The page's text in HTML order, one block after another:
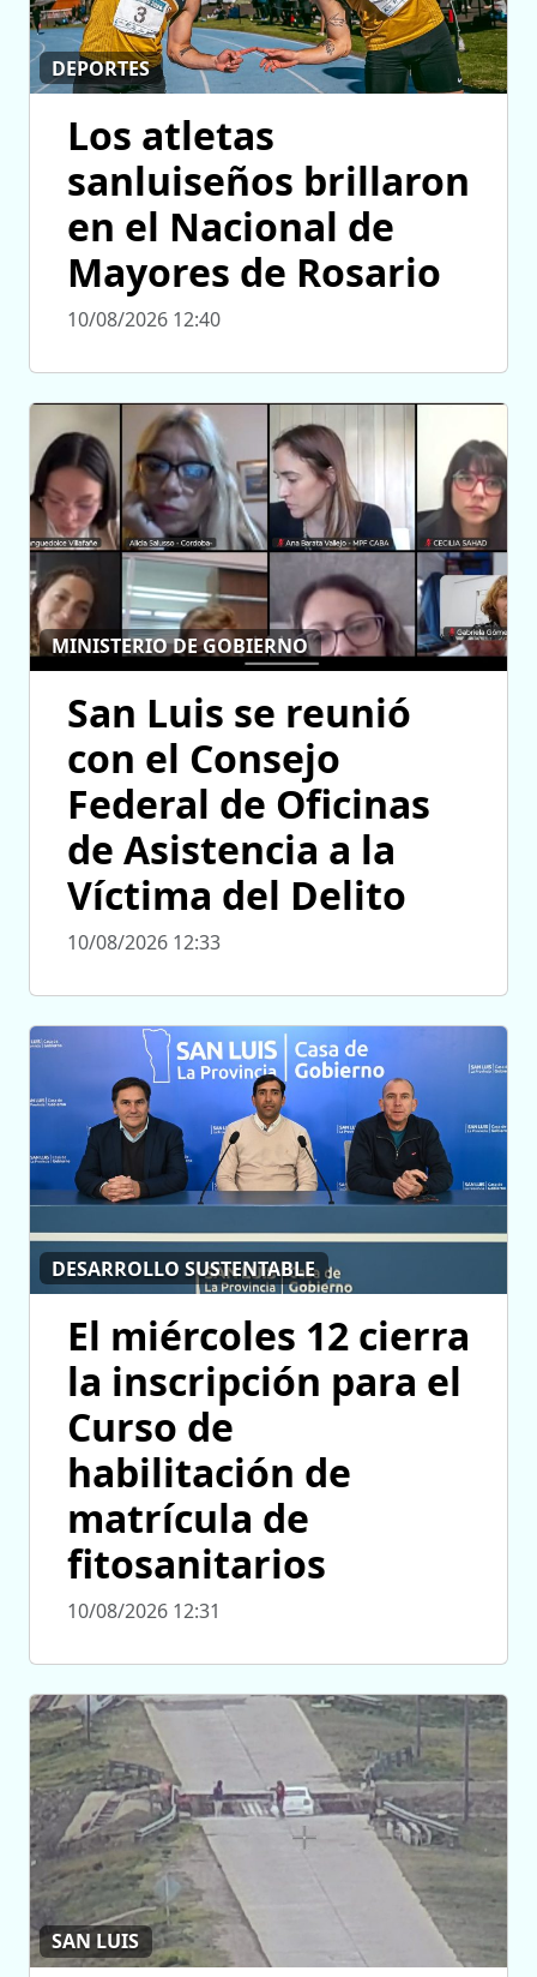
DEPORTES
Los atletas
sanluiseños brillaron
en el Nacional de
Mayores de Rosario
10/08/2026 12:40
MINISTERIO DE GOBIERNO
San Luis se reunió
con el Consejo
Federal de Oficinas
de Asistencia a la
Víctima del Delito
10/08/2026 12:33
DESARROLLO SUSTENTABLE
El miércoles 12 cierra
la inscripción para el
Curso de
habilitación de
matrícula de
fitosanitarios
10/08/2026 12:31
SAN LUIS